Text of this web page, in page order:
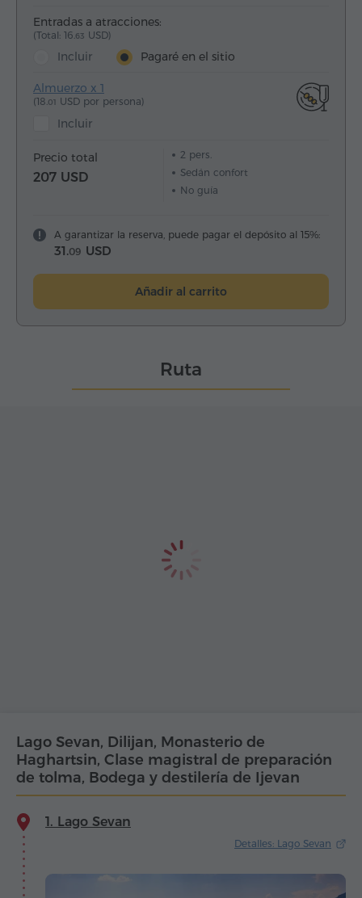
Entradas a atracciones:
(Total: 16.63 USD)
Incluir Pagaré en el sitio
Almuerzo x 1
(18.01 USD por persona)
Incluir
Precio total
207 USD
2pers.
Sedán confort
No guía
A garantizar la reserva, puede pagar el depósito al 15%:
31.09 USD
Añadir al carrito
Ruta
Lago Sevan, Dilijan, Monasterio de
Haghartsin, Clase magistral de preparación
de tolma, Bodega y destilería de Ijevan
1. Lago Sevan
Detalles: Lago Sevan